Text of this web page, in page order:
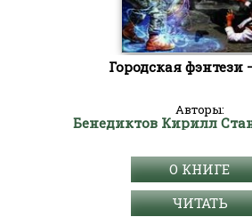
Городская фэнтези
Авторы:
О КНИГЕ
ЧИТАТЬ